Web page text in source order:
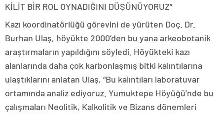
KİLİT BİR ROL OYNADIĞINI DÜŞÜNÜYORUZ”
Kazı koordinatörlüğü görevini de yürüten Doç. Dr.
Burhan Ulaş, höyükte 2000’den bu yana arkeobotanik
araştırmaların yapıldığını söyledi. Höyükteki kazı
alanlarında daha çok karbonlaşmış bitki kalıntılarına
ulaştıklarını anlatan Ulaş, “Bu kalıntıları laboratuvar
ortamında analiz ediyoruz. Yumuktepe Höyüğü’nde bu
çalışmaları Neolitik, Kalkolitik ve Bizans dönemleri